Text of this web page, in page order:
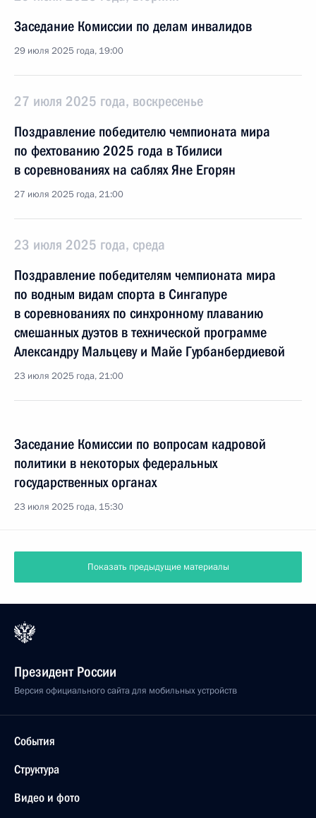
Заседание Комиссии по делам инвалидов
29 июля 2025 года, 19:00
27 июля 2025 года, воскресенье
Поздравление победителю чемпионата мира
по фехтованию 2025 года в Тбилиси
в соревнованиях на саблях Яне Егорян
27 июля 2025 года, 21:00
23 июля 2025 года, среда
Поздравление победителям чемпионата мира
по водным видам спорта в Сингапуре
в соревнованиях по синхронному плаванию
смешанных дуэтов в технической программе
Александру Мальцеву и Майе Гурбанбердиевой
23 июля 2025 года, 21:00
Заседание Комиссии по вопросам кадровой
политики в некоторых федеральных
государственных органах
23 июля 2025 года, 15:30
Показать предыдущие материалы
Президент России
Версия официального сайта для мобильных устройств
События
Структура
Видео и фото